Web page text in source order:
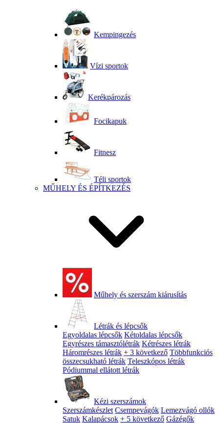
Kempingezés
Vízi sportok
Kerékpározás
Focikapuk
Fitnesz
Téli sportok
MŰHELY ÉS ÉPÍTKEZÉS
Műhely és szerszám kiárusítás
Létrák és lépcsők
Egyoldalas lépcsők Kétoldalas lépcsők
Egyrészes támasztólétrák Kétrészes létrák
Háromrészes létrák + 3 következő Többfunkciós
összecsukható létrák Teleszkópos létrák
Pódiummal ellátott létrák
Kézi szerszámok
Szerszámkészlet Csempevágók Lemezvágó ollók
Satuk Kalapácsok + 5 következő Gázégők